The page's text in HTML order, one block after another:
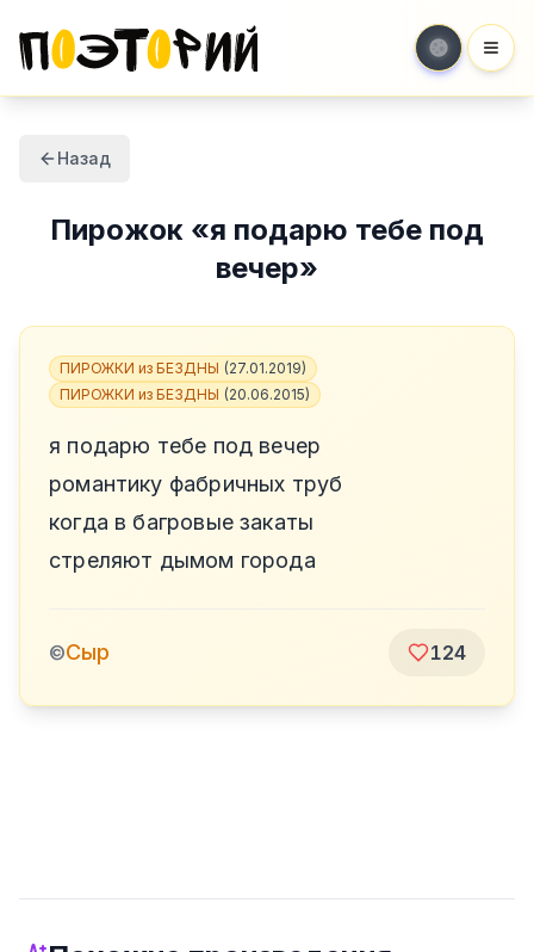
Назад
Пирожок «я подарю тебе под
вечер»
ПИРОЖКИ из БЕЗДНЫ (27.01.2019)
ПИРОЖКИ из БЕЗДНЫ (20.06.2015)
я подарю тебе под вечер
романтику фабричных труб
когда в багровые закаты
стреляют дымом города
©Сыр 124